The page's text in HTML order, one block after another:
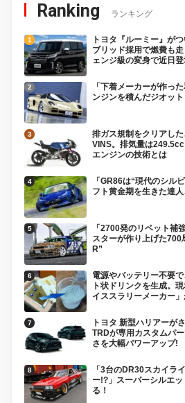
Ranking ランキング
トヨタ『ルーミー』が
ブリッド採用で燃費も
ェンジ級の変身で近日
「下着メーカーが作っ
ンジンを積んだジオッ
排ガス規制をクリアした
VINS。排気量は
エンジンの技術とは
「GR86は“現代のシル
フト黄金期を生きた達人
「2700発のリベット補
スターが作り上げた700
R”
電源やバッテリー不要
ト状ドリンクを生成。
イススラリーメーカー」
トヨタ 新型ハリアーが
TRDが専用カスタムパ
さを大幅パワーアップ!
「3台のDR30スカイラ
ー!?」スーパーシルエ
る！